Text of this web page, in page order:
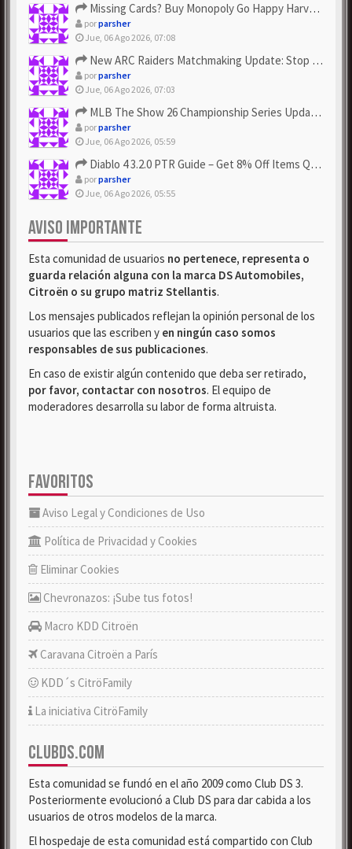
Missing Cards? Buy Monopoly Go Happy Harvest with Looney Tun...
porparsher
Jue, 06 Ago 2026, 07:08
New ARC Raiders Matchmaking Update: Stop Failed - Grab Bluep...
porparsher
Jue, 06 Ago 2026, 07:03
MLB The Show 26 Championship Series Update! Get Cheap & ...
porparsher
Jue, 06 Ago 2026, 05:59
Diablo 4 3.2.0 PTR Guide – Get 8% Off Items Quickly to Test ...
porparsher
Jue, 06 Ago 2026, 05:55
AVISO IMPORTANTE
Esta comunidad de usuarios no pertenece, representa o
guarda relación alguna con la marca DS Automobiles,
Citroën o su grupo matriz Stellantis.
Los mensajes publicados reflejan la opinión personal de los
usuarios que las escriben y en ningún caso somos
responsables de sus publicaciones.
En caso de existir algún contenido que deba ser retirado,
por favor, contactar con nosotros. El equipo de
moderadores desarrolla su labor de forma altruista.
FAVORITOS
Aviso Legal y Condiciones de Uso
Política de Privacidad y Cookies
Eliminar Cookies
Chevronazos: ¡Sube tus fotos!
Macro KDD Citroën
Caravana Citroën a París
KDD´s CitröFamily
La iniciativa CitröFamily
CLUBDS.COM
Esta comunidad se fundó en el año 2009 como Club DS 3.
Posteriormente evolucionó a Club DS para dar cabida a los
usuarios de otros modelos de la marca.
El hospedaje de esta comunidad está compartido con Club